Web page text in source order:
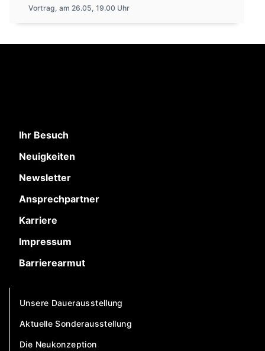
Vortrag, am 26.05, 19.00 Uhr
Ihr Besuch
Neuigkeiten
Newsletter
Ansprechpartner
Karriere
Impressum
Barrierearmut
Unsere Dauerausstellung
Aktuelle Sonderausstellung
Die Neukonzeption